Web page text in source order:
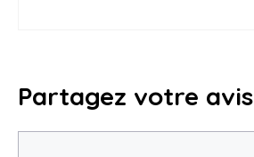
Partagez votre avis